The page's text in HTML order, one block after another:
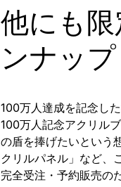
他にも
ンナップ
100万人達成を記念し
100万人記念アクリル
の盾を捧げたいという
クリルパネル」など、
完全受注・予約販売の